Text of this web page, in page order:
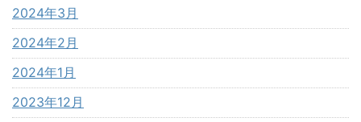
2024年3月
2024年2月
2024年1月
2023年12月